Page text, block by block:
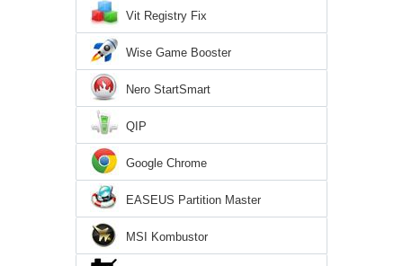
Vit Registry Fix
Wise Game Booster
Nero StartSmart
QIP
Google Chrome
EASEUS Partition Master
MSI Kombustor